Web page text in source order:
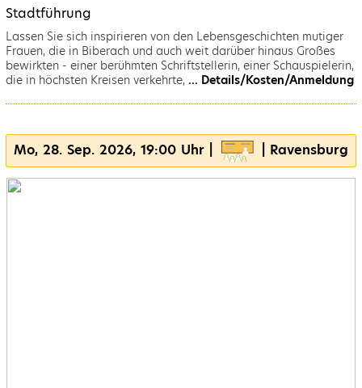
Stadtführung
Lassen Sie sich inspirieren von den Lebensgeschichten mutiger
Frauen, die in Biberach und auch weit darüber hinaus Großes
bewirkten - einer berühmten Schriftstellerin, einer Schauspielerin,
die in höchsten Kreisen verkehrte,... Details/Kosten/Anmeldung
Mo, 28. Sep. 2026, 19:00 Uhr | | Ravensburg